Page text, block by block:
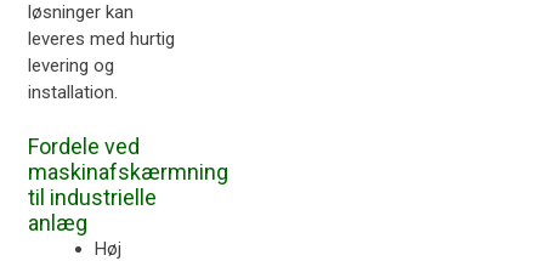
løsninger kan
leveres med hurtig
levering og
installation.
Fordele ved
maskinafskærmning
til industrielle
anlæg
Høj